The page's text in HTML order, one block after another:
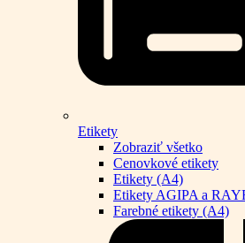
Etikety
Zobraziť všetko
Cenovkové etikety
Etikety (A4)
Etikety AGIPA a
Farebné etikety (A4)